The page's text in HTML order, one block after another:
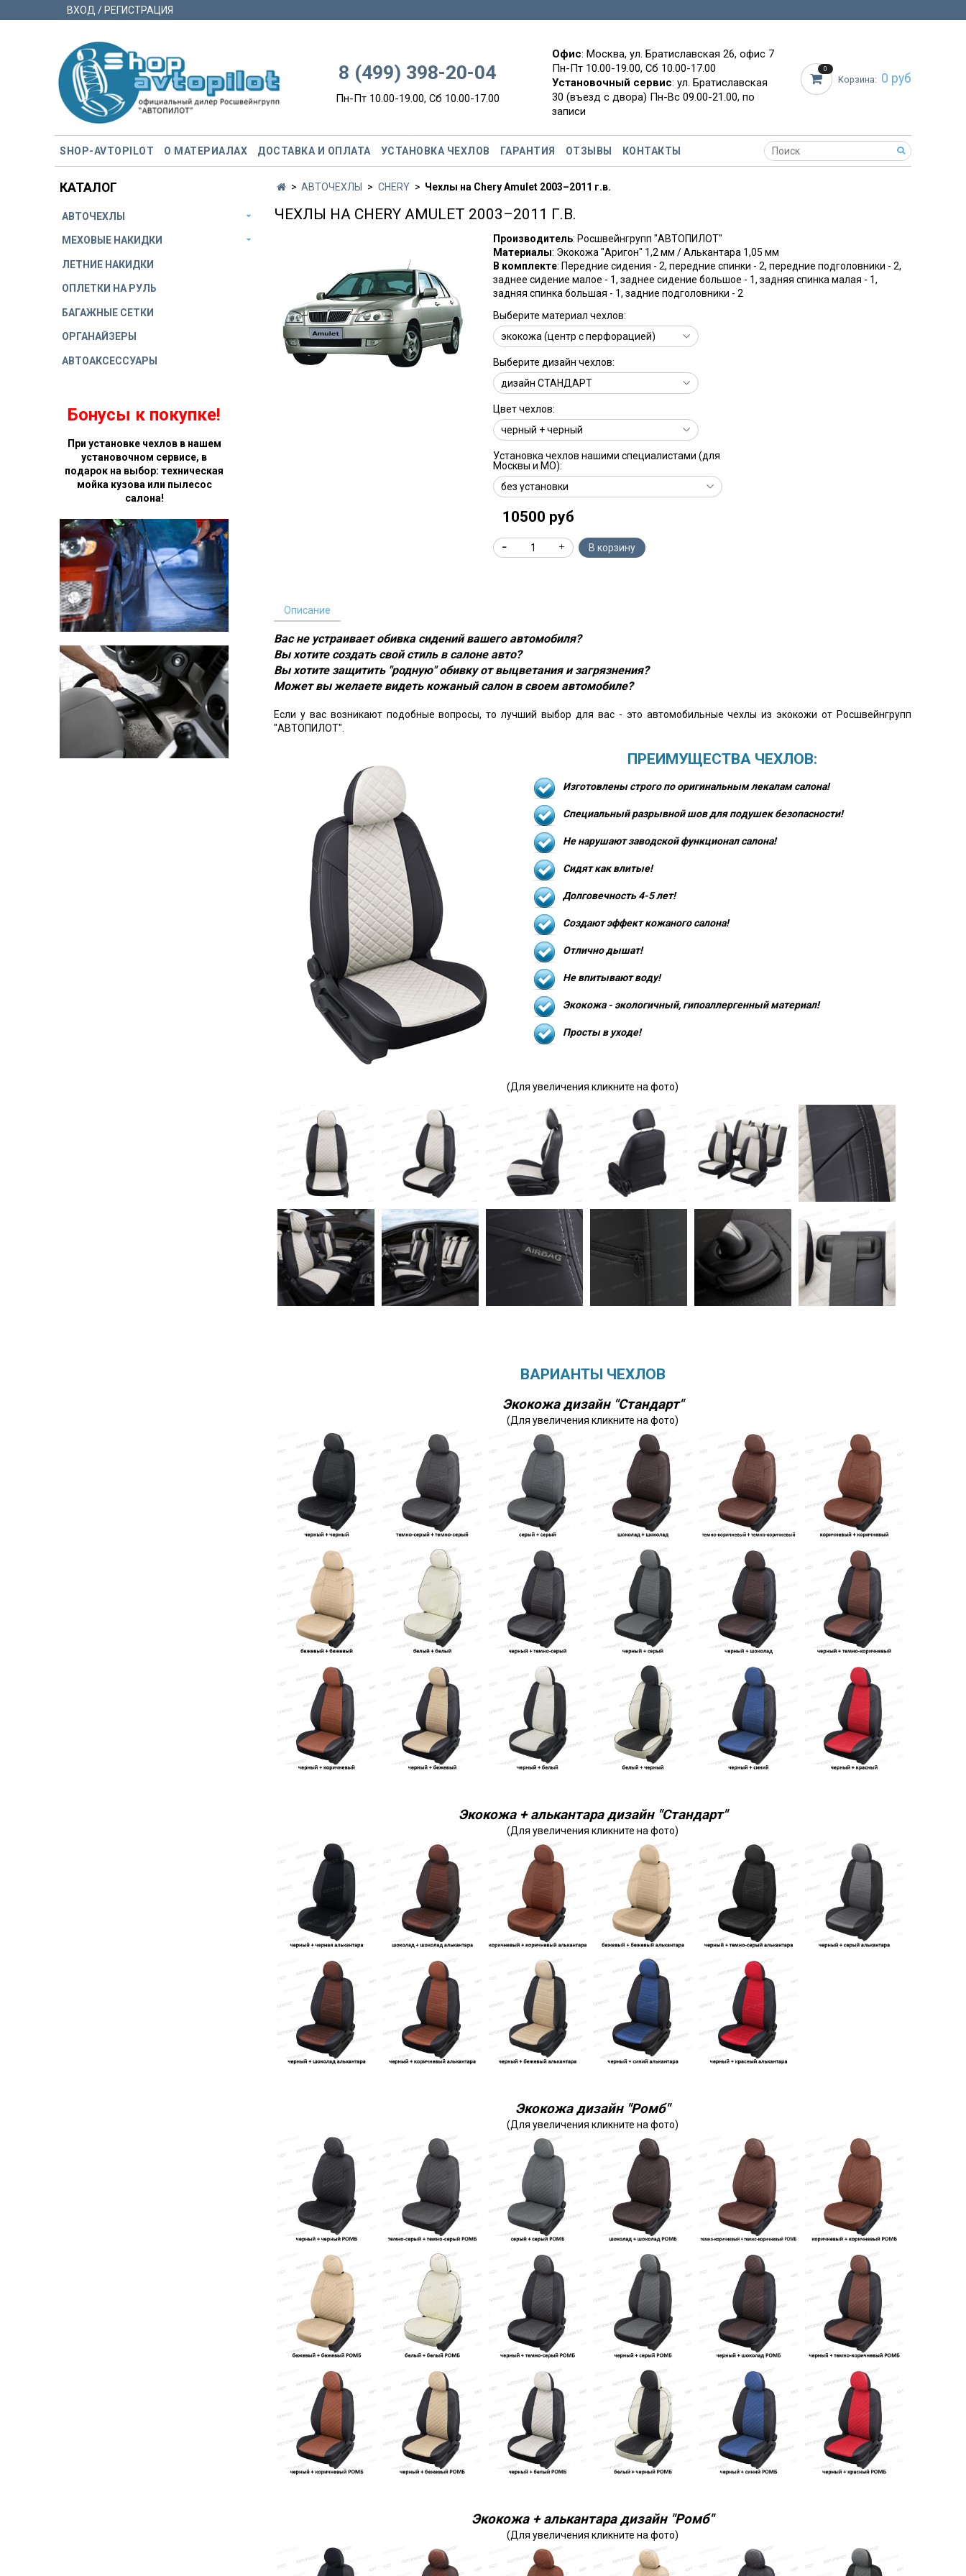
ВХОД / РЕГИСТРАЦИЯ
8 (499) 398-20-04
Пн-Пт 10.00-19.00, Сб 10.00-17.00
Офис: Москва, ул. Братиславская 26, офис 7
Пн-Пт 10.00-19.00, Сб 10.00-17.00
Установочный сервис: ул. Братиславская
30 (въезд с двора) Пн-Вс 09.00-21.00, по
записи
0
Корзина: 0 руб
SHOP-AVTOPILOT О МАТЕРИАЛАХ ДОСТАВКА И ОПЛАТА УСТАНОВКА ЧЕХЛОВ ГАРАНТИЯ ОТЗЫВЫ КОНТАКТЫ
АВТОЧЕХЛЫ CHERY Чехлы на Chery Amulet 2003–2011 г.в.
ЧЕХЛЫ НА CHERY AMULET 2003–2011 Г.В.
Производитель: Росшвейнгрупп "АВТОПИЛОТ"
Материалы: Экокожа "Аригон" 1,2 мм / Алькантара 1,05 мм
В комплекте: Передние сидения - 2, передние спинки - 2, передние подголовники - 2,
заднее сидение малое - 1, заднее сидение большое - 1, задняя спинка малая - 1,
задняя спинка большая - 1, задние подголовники - 2
Выберите материал чехлов:
Выберите дизайн чехлов:
Цвет чехлов:
Установка чехлов нашими специалистами (для
Москвы и МО):
10500 руб
В корзину
Описание
Вас не устраивает обивка сидений вашего автомобиля?
Вы хотите создать свой стиль в салоне авто?
Вы хотите защитить "родную" обивку от выцветания и загрязнения?
Может вы желаете видеть кожаный салон в своем автомобиле?
Если у вас возникают подобные вопросы, то лучший выбор для вас - это автомобильные чехлы из экокожи от Росшвейнгрупп
"АВТОПИЛОТ".
ПРЕИМУЩЕСТВА ЧЕХЛОВ:
Изготовлены строго по оригинальным лекалам салона!
Специальный разрывной шов для подушек безопасности!
Не нарушают заводской функционал салона!
Сидят как влитые!
Долговечность 4-5 лет!
Создают эффект кожаного салона!
Отлично дышат!
Не впитывают воду!
Экокожа - экологичный, гипоаллергенный материал!
Просты в уходе!
(Для увеличения кликните на фото)
ВАРИАНТЫ ЧЕХЛОВ
Экокожа дизайн "Стандарт"
(Для увеличения кликните на фото)
Экокожа + алькантара дизайн "Стандарт"
(Для увеличения кликните на фото)
Экокожа дизайн "Ромб"
(Для увеличения кликните на фото)
Экокожа + алькантара дизайн "Ромб"
(Для увеличения кликните на фото)
КАТАЛОГ
АВТОЧЕХЛЫ
МЕХОВЫЕ НАКИДКИ
ЛЕТНИЕ НАКИДКИ
ОПЛЕТКИ НА РУЛЬ
БАГАЖНЫЕ СЕТКИ
ОРГАНАЙЗЕРЫ
АВТОАКСЕССУАРЫ
Бонусы к покупке!
При установке чехлов в нашем
установочном сервисе, в
подарок на выбор: техническая
мойка кузова или пылесос
салона!